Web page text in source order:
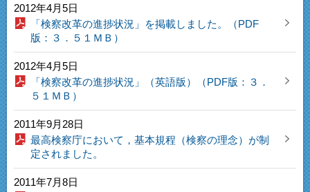
2012年4月5日
「検察改革の進捗状況」を掲載しました。（PDF
版：３．５１ＭＢ）
2012年4月5日
「検察改革の進捗状況」（英語版）（PDF版：３．
５１ＭＢ）
2011年9月28日
最高検察庁において，基本規程（検察の理念）が制
定されました。
2011年7月8日